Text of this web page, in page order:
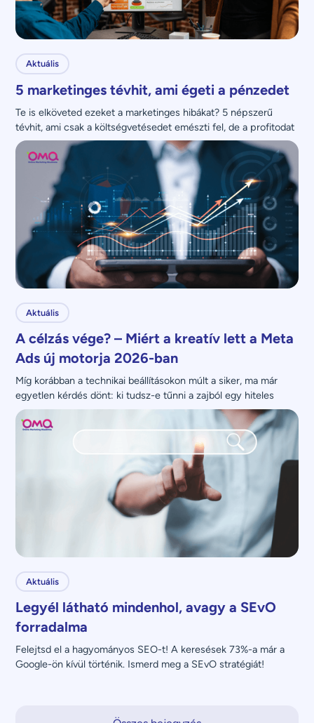
Aktuális
5 marketinges tévhit, ami égeti a pénzedet
Te is elköveted ezeket a marketinges hibákat? 5 népszerű
tévhit, ami csak a költségvetésedet emészti fel, de a profitodat
nem növeli.
Aktuális
A célzás vége? – Miért a kreatív lett a Meta
Ads új motorja 2026-ban
Míg korábban a technikai beállításokon múlt a siker, ma már
egyetlen kérdés dönt: ki tudsz-e tűnni a zajból egy hiteles
üzenettel?
Aktuális
Legyél látható mindenhol, avagy a SEvO
forradalma
Felejtsd el a hagyományos SEO-t! A keresések 73%-a már a
Google-ön kívül történik. Ismerd meg a SEvO stratégiát!